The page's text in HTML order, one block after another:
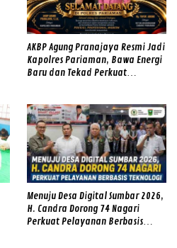
AKBP Agung Pranajaya Resmi Jadi
Kapolres Pariaman, Bawa Energi
Baru dan Tekad Perkuat
Menuju Desa Digital Sumbar 2026,
H. Candra Dorong 74 Nagari
Perkuat Pelayanan Berbasis